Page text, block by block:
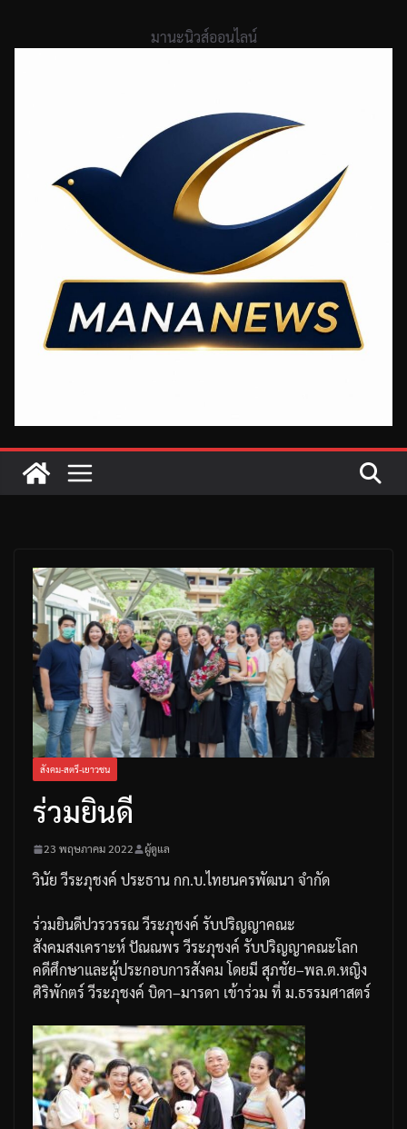
มานะนิวส์ออนไลน์
สังคม-สตรี-เยาวชน
ร่วมยินดี
23 พฤษภาคม 2022 ผู้ดูแล
วินัย วีระภุชงค์ ประธานกก.บ.ไทยนครพัฒนา จำกัด
ร่วมยินดีปวรวรรณวีระภุชงค์ รับปริญญาคณะ
สังคมสงเคราะห์ปัณณพร วีระภุชงค์ รับปริญญาคณะโลก
คดีศึกษาและผู้ประกอบการสังคม โดยมี สุภชัย–พล.ต.หญิง
ศิริพักตร์ วีระภุชงค์ บิดา–มารดา เข้าร่วม ที่ ม.ธรรมศาสตร์